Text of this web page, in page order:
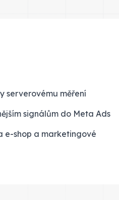
serverovému měření
signálům do Meta Ads
e-shop a marketingové